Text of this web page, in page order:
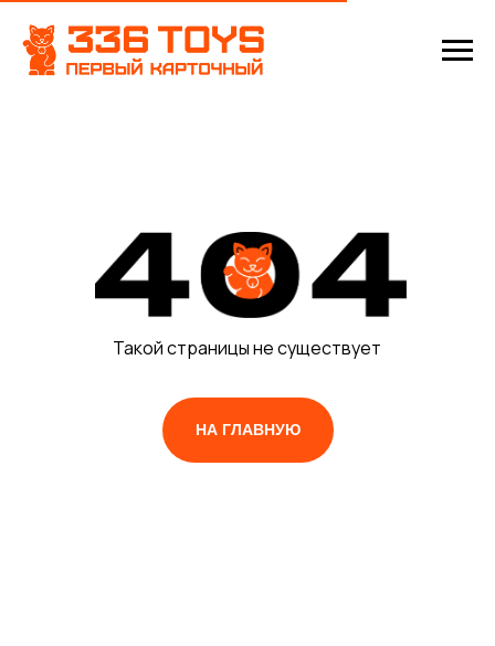
Такой страницы не существует
НА ГЛАВНУЮ